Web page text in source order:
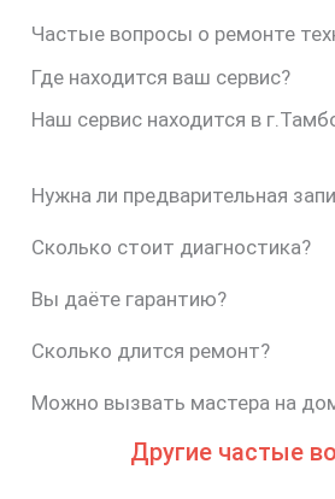
Частые вопросы о ремонте
Где находится ваш сервис?
Наш сервис находится в
Нужна ли предварительная
Сколько стоит диагностика?
Вы даёте гарантию?
Сколько длится ремонт?
Можно вызвать мастера на
Другие частые